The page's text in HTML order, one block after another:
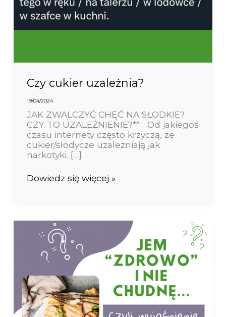
Czy cukier uzależnia?
19/04/2024
JAK ZWALCZYĆ CHĘĆ NA SŁODKIE?
CZY TO UZALEŻNIENIE?** Od jakiegoś
czasu internety często krzyczą, że
cukier/słodycze uzależniają jak
narkotyki. […]
Dowiedz się więcej »
zdrowo
nie
chudnę…”